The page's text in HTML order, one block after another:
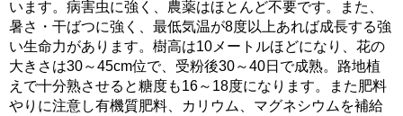
います。病害虫に強く、農薬はほとんど不要です。また、
暑さ・干ばつに強く、最低気温が8度以上あれば成長する強
い生命力があります。樹高は10メートルほどになり、花の
大きさは30～45cm位で、受粉後30～40日で成熟。路地植
えで十分熟させると糖度も16～18度になります。また肥料
やりに注意し有機質肥料、カリウム、マグネシウムを補給